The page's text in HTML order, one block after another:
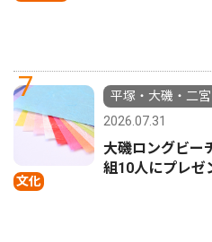
7
文化
平塚・大磯・二
2026.07.31
大磯ロングビ
組10人にプレゼ